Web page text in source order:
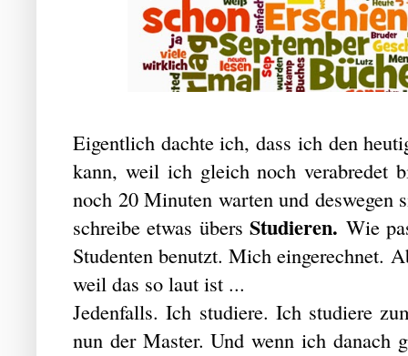
Eigentlich dachte ich, dass ich den
kann, weil ich gleich noch verabredet
noch 20 Minuten warten und
schreibe etwas übersStudieren. Wie
Studenten benutzt. Mich eingerechnet.
weil das so laut ist ...
Jedenfalls. Ich studiere. Ich studiere
nun der Master. Und wenn ich danach